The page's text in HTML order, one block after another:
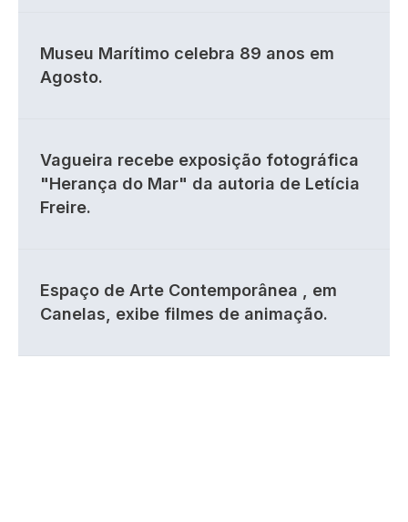
Museu Marítimo celebra 89 anos em
Agosto.
Vagueira recebe exposição fotográfica
"Herança do Mar" da autoria de Letícia
Freire.
Espaço de Arte Contemporânea , em
Canelas, exibe filmes de animação.